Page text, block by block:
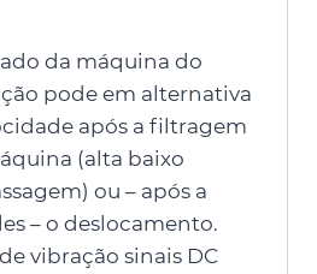
da máquina do
pode em alternativa
após a filtragem
(alta baixo
ou – após a
– o deslocamento.
vibração sinais DC